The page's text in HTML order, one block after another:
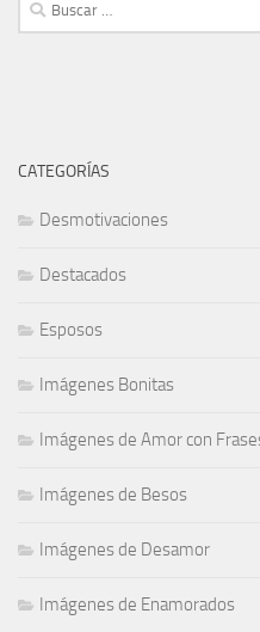
CATEGORÍAS
Desmotivaciones
Destacados
Esposos
Imágenes Bonitas
Imágenes de Amor con
Imágenes de Besos
Imágenes de Desamor
Imágenes de Enamorados